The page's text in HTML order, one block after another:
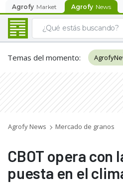
Agrofy Market Agrofy News
Temas del momento:
Agrofy News Mercado de granos
CBOT opera con
puesta en el